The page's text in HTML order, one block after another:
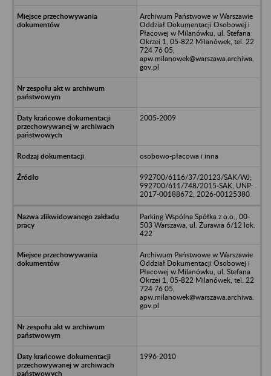
Archiwum Państwowe w Warszawie
Oddział Dokumentacji Osobowej i
Płacowej w Milanówku, ul. Stefana
Okrzei 1, 05-822 Milanówek, tel. 22
724 76 05,
apw.milanowek@warszawa.archiwa.
gov.pl
2005-2009
osobowo-płacowa i inna
992700/6116/37/20123/SAK/WJ;
992700/611/748/2015-SAK, UNP:
2017-00188672, 2026-00125380
Parking Wspólna Spółka z o.o., 00-
503 Warszawa, ul. Żurawia 6/12 lok.
422
Archiwum Państwowe w Warszawie
Oddział Dokumentacji Osobowej i
Płacowej w Milanówku, ul. Stefana
Okrzei 1, 05-822 Milanówek, tel. 22
724 76 05,
apw.milanowek@warszawa.archiwa.
gov.pl
1996-2010